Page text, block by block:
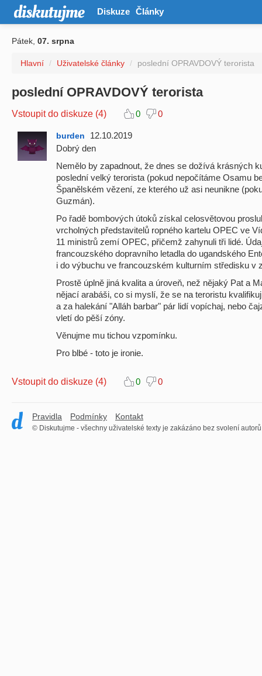
Diskuze Články
Pátek, 07. srpna
Hlavní / Uživatelské články / poslední OPRAVDOVÝ terorista
poslední OPRAVDOVÝ terorista
Vstoupit do diskuze (4) 0 0
burden
12.10.2019
Dobrý den
Nemělo by zapadnout, že dnes se dožívá krásných
poslední velký terorista (pokud nepočítáme Osamu
Španělském vězení, ze kterého už asi neunikne
Guzmán).
Po řadě bombových útoků získal celosvětovou
vrcholných představitelů ropného kartelu OPEC ve
11 ministrů zemí OPEC, přičemž zahynuli tři lidé.
francouzského dopravního letadla do ugandského
i do výbuchu ve francouzském kulturním středisku v
Prostě úplně jiná kvalita a úroveň, než nějaký Pat a
nějací arabáši, co si myslí, že se na teroristu
a za halekání "Alláh barbar" pár lidí vopíchaj, nebo
vletí do pěší zóny.
Věnujme mu tichou vzpomínku.
Pro blbé - toto je ironie.
Vstoupit do diskuze (4) 0 0
Pravidla Podmínky Kontakt
© Diskutujme - všechny uživatelské texty je zakázáno bez svolení